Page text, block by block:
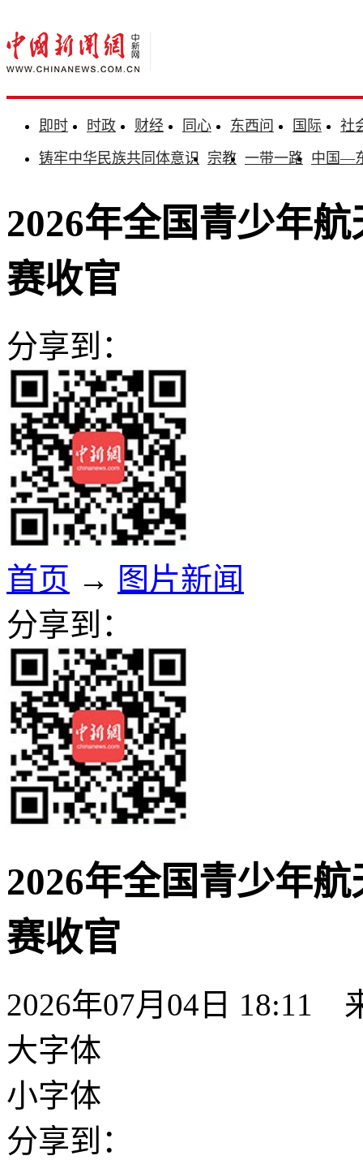
即时 时政 财经 同心 东西问 国际
社
铸牢中华民族共同体意识 宗教 一带一路 中国—
2026年全国青少年
赛收官
分享到：
首页 → 图片新闻
分享到：
2026年全国青少年
赛收官
2026年07月04日 18:11
大字体
小字体
分享到：